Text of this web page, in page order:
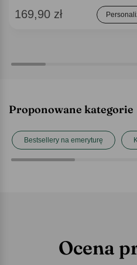
169,90 zł
Proponowane kategorie
Bestsellery na emeryturę
Ocena